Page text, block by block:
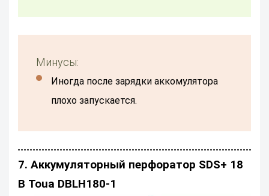
Минусы:
Иногда после зарядки аккомулятора
плохо запускается.
7. Аккумуляторный перфоратор SDS+ 18
В Toua DBLH180-1